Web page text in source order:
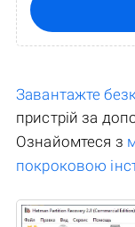
Завантажте
пристрій за
Ознайомтеся з
покроковою